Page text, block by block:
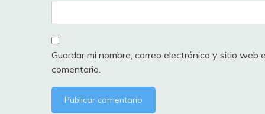
Guardar mi nombre, correo electrónico y sitio
comentario.